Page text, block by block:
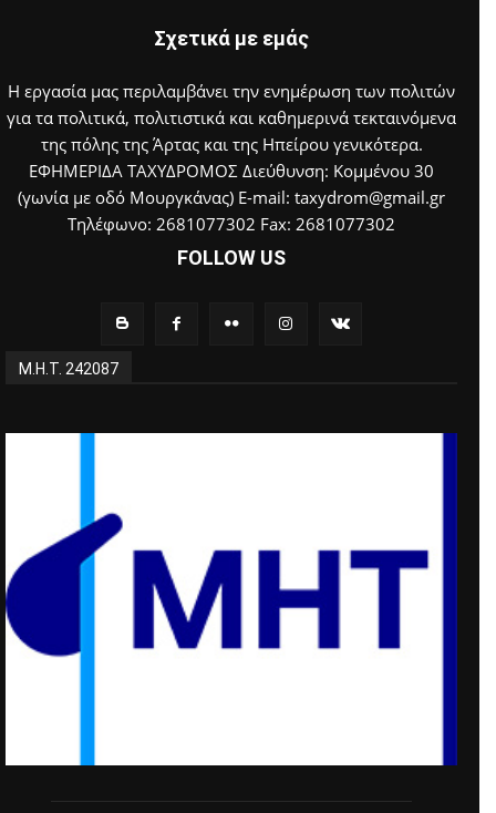
Σχετικά με εμάς
Η εργασία μας περιλαμβάνει την ενημέρωση των πολιτών
για τα πολιτικά, πολιτιστικά και καθημερινά τεκταινόμενα
της πόλης της Άρτας και της Ηπείρου γενικότερα.
ΕΦΗΜΕΡΙΔΑ ΤΑΧΥΔΡΟΜΟΣ Διεύθυνση: Κομμένου 30
(γωνία με οδό Μουργκάνας) E-mail: taxydrom@gmail.gr
Τηλέφωνο: 2681077302 Fax: 2681077302
FOLLOW US
Μ.Η.Τ. 242087